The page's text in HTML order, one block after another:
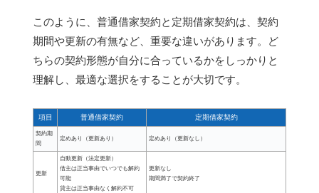
このように、普通借家契約と定期借家契約は、契約
期間や更新の有無など、重要な違いがあります。ど
ちらの契約形態が自分に合っているかをしっかりと
理解し、最適な選択をすることが大切です。
項目 普通借家契約 定期借家契約
契約期
間
定めあり（更新あり） 定めあり（更新なし）
更新
自動更新（法定更新）
借主は正当事由でいつでも解約
可能
貸主は正当事由なく解約不可
更新なし
期間満了で契約終了